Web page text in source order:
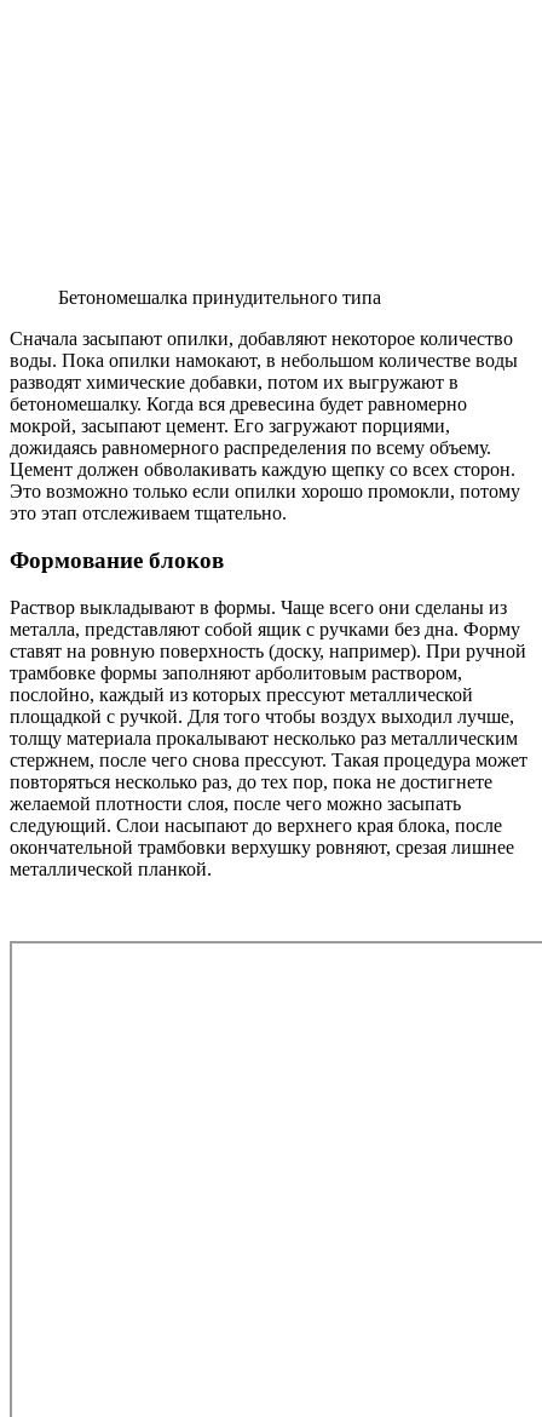
Бетономешалка принудительного типа
Сначала засыпают опилки, добавляют некоторое количество
воды. Пока опилки намокают, в небольшом количестве воды
разводят химические добавки, потом их выгружают в
бетономешалку. Когда вся древесина будет равномерно
мокрой, засыпают цемент. Его загружают порциями,
дожидаясь равномерного распределения по всему объему.
Цемент должен обволакивать каждую щепку со всех сторон.
Это возможно только если опилки хорошо промокли, потому
это этап отслеживаем тщательно.
Формование блоков
Раствор выкладывают в формы. Чаще всего они сделаны из
металла, представляют собой ящик с ручками без дна. Форму
ставят на ровную поверхность (доску, например). При ручной
трамбовке формы заполняют арболитовым раствором,
послойно, каждый из которых прессуют металлической
площадкой с ручкой. Для того чтобы воздух выходил лучше,
толщу материала прокалывают несколько раз металлическим
стержнем, после чего снова прессуют. Такая процедура может
повторяться несколько раз, до тех пор, пока не достигнете
желаемой плотности слоя, после чего можно засыпать
следующий. Слои насыпают до верхнего края блока, после
окончательной трамбовки верхушку ровняют, срезая лишнее
металлической планкой.